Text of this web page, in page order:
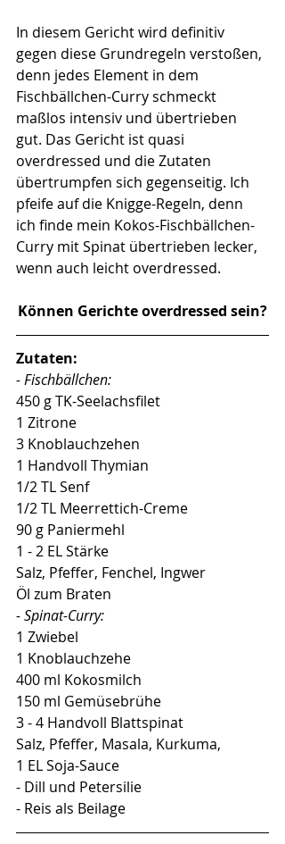
In diesem Gericht wird definitiv
gegen diese Grundregeln verstoßen,
denn jedes Element in dem
Fischbällchen-Curry schmeckt
maßlos intensiv und übertrieben
gut. Das Gericht ist quasi
overdressed und die Zutaten
übertrumpfen sich gegenseitig. Ich
pfeife auf die Knigge-Regeln, denn
ich finde mein Kokos-Fischbällchen-
Curry mit Spinat übertrieben lecker,
wenn auch leicht overdressed.
Können Gerichte overdressed sein?
Zutaten:
- Fischbällchen:
450 g TK-Seelachsfilet
1 Zitrone
3 Knoblauchzehen
1 Handvoll Thymian
1/2 TL Senf
1/2 TL Meerrettich-Creme
90 g Paniermehl
1 - 2 EL Stärke
Salz, Pfeffer, Fenchel, Ingwer
Öl zum Braten
- Spinat-Curry:
1 Zwiebel
1 Knoblauchzehe
400 ml Kokosmilch
150 ml Gemüsebrühe
3 - 4 Handvoll Blattspinat
Salz, Pfeffer, Masala, Kurkuma,
1 EL Soja-Sauce
- Dill und Petersilie
- Reis als Beilage